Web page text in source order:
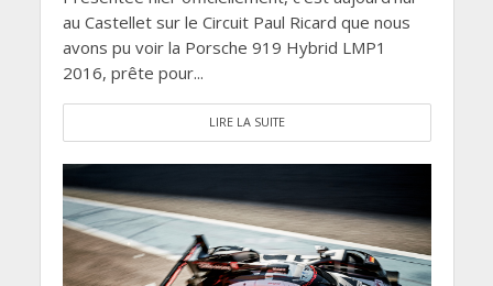
au Castellet sur le Circuit Paul Ricard que nous
avons pu voir la Porsche 919 Hybrid LMP1
2016, prête pour...
LIRE LA SUITE